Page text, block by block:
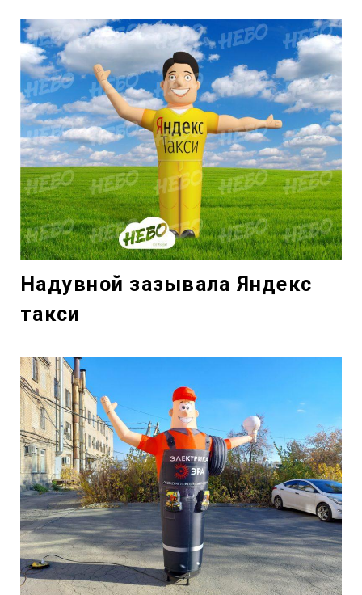
Надувной зазывала Яндекс
такси